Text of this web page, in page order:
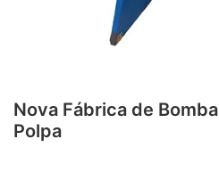
Nova Fábrica de
Polpa